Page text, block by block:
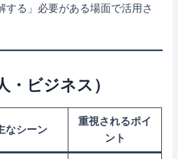
する」必要がある場面で活用さ
・ビジネス）
なシーン
重視されるポイ
ント